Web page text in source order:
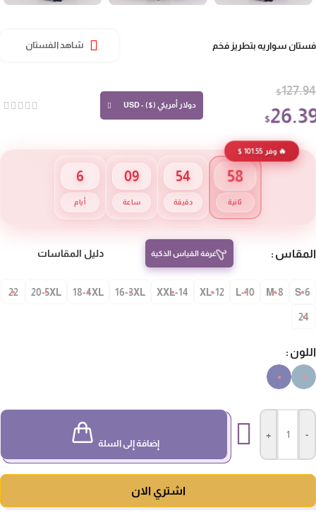
سواريه بتطريز فخم شاهد الفستان
$
$
دولار أمريكي ($) - USD
🔥 وفر 101.55 $
أيام
09
ساعة
54
دقيقة
57
ثانية
غرفة القياس الذكية دليل المقاسات
S-
10-L
12-XL
14-XXL
16-3XL
18-4XL
20-5XL
22
24
إضافة إلى السلة
اشتري الان